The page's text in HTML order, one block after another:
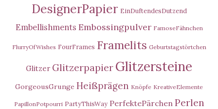
DesignerPapier EinDuftendesDutzend
Embellishments Embossingpulver FamoseFähnchen
FlurryOfWishes FourFrames Framelits Geburtstagstörtchen
Glitzer Glitzerpapier Glitzersteine
GorgeousGrunge Heißprägen Knöpfe KreativeElemente
PapillonPotpourri PartyThisWay PerfektePärchen Perlen